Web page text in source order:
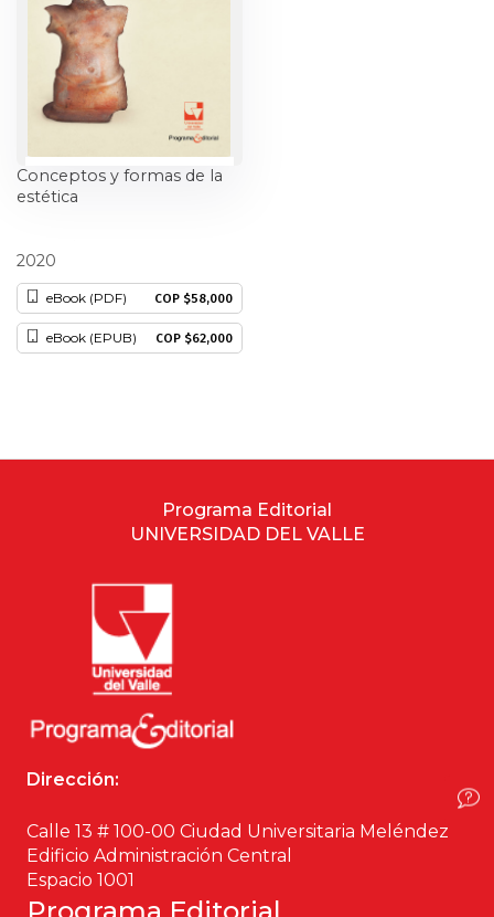
Ciencias Sociales
Conflicto Armado
Construcción de paz
Derecho
Diseño
Economía
Estudios culturales
Estudios editoriales
Filosofía
Finanzas
Física
Género
Geografía
Conceptos y formas de la
estética
2020
eBook (PDF) COP $58,000
eBook (EPUB) COP $62,000
Programa Editorial
UNIVERSIDAD DEL VALLE
Dirección:
Calle 13 # 100-00 Ciudad Universitaria Meléndez
Edificio Administración Central
Espacio 1001